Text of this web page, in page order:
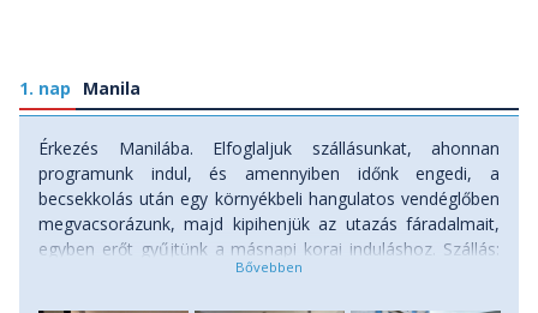
az a „nagykönyvben” meg van írva.
program felára 249.000 Ft.A kiegészítő
program az alap programkiírásban szereplő
tervezett menetrend után indul, azaz számodraa
teljes program 2026. december 27-én indul
Manilában és 2027. január 10-én ér véget
ugyancsak Manilában.Kérjük, hogy részvételi
szándékodat időben jelezd felénk! A kiegészítő
1. nap Manila
Érkezés Manilába. Elfoglaljuk szállásunkat, ahonnan
programunk indul, és amennyiben időnk engedi, a
becsekkolás után egy környékbeli hangulatos vendéglőben
megvacsorázunk, majd kipihenjük az utazás fáradalmait,
egyben erőt gyűjtünk a másnapi korai induláshoz. Szállás: